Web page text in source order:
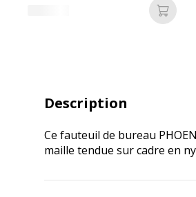
Description
Ce fauteuil de bureau
maille tendue sur cadre en